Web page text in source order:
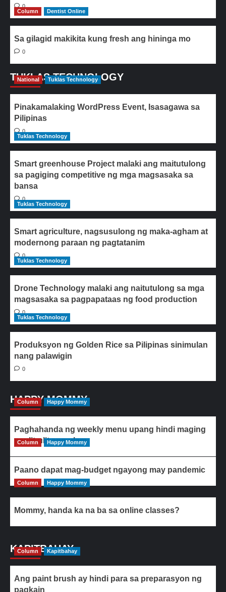
0
Column
Dentist Online
Sa gilagid makikita kung fresh ang hininga mo
0
TUKLAS TECHNOLOGY
National Tuklas Technology
Pinakamalaking WordPress Event, Isasagawa sa
Pilipinas
0
Tuklas Technology
Smart greenhouse Project malaki ang maitutulong
sa pagiging competitive ng mga magsasaka sa
bansa
0
Tuklas Technology
Smart agriculture, nagsusulong ng maka-agham at
modernong paraan ng pagtatanim
0
Tuklas Technology
Drone Technology malaki ang naitutulong sa mga
magsasaka sa pagpapataas ng food production
0
Tuklas Technology
Produksyon ng Golden Rice sa Pilipinas sinimulan
nang palawigin
0
HAPPY MOMMY
Column Happy Mommy
Paghahanda ng weekly menu upang hindi maging
paulit-ulit ang ulam
Column Happy Mommy
Paano dapat mag-budget ngayong may pandemic
Column Happy Mommy
Mommy, handa ka na ba sa online classes?
KAPITBAHAY
Column Kapitbahay
Ang paint brush ay hindi para sa preparasyon ng
pagkain